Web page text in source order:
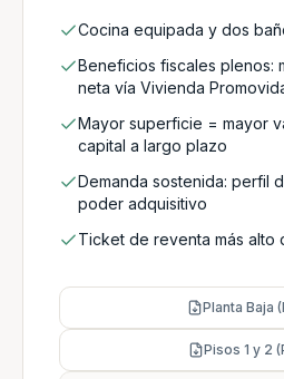
Cocina equipada y dos
Beneficios fiscales plenos:
neta vía Vivienda
Mayor superficie = mayor
capital a largo plazo
Demanda sostenida: perfil
poder adquisitivo
Ticket de reventa más alto
Planta Baja
Pisos 1 y 2